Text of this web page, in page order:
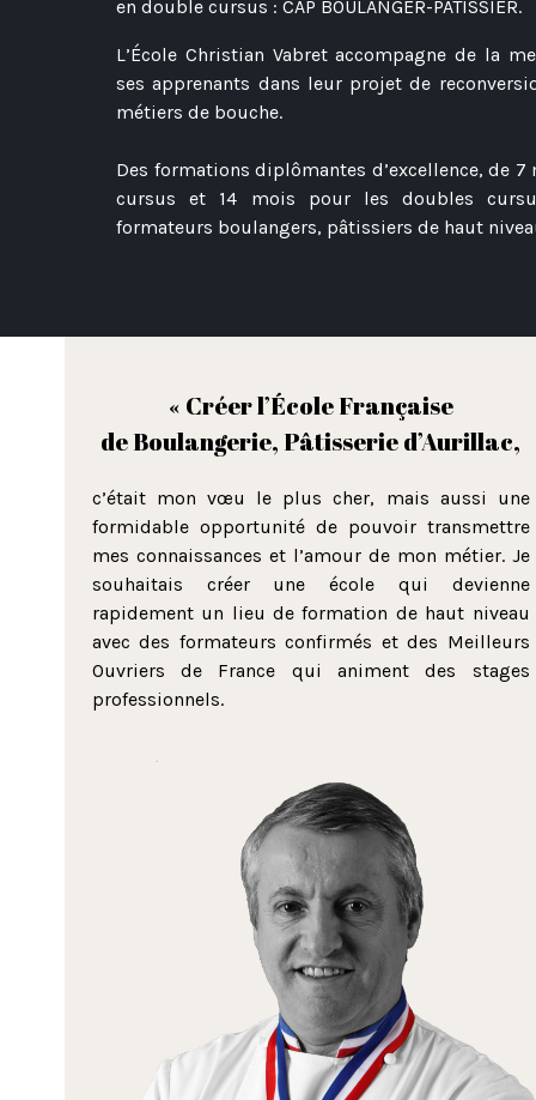
en double cursus : CAP BOULANGER-PÂTISSIER.
L’École Christian Vabret accompagne de la
ses apprenants dans leur projet de
métiers de bouche.
Des formations diplômantes d’excellence, de
cursus et 14 mois pour les doubles
formateurs boulangers, pâtissiers de haut
« Créer l’École Française
de Boulangerie, Pâtisserie d’Aurillac,
c’était mon vœu le plus cher, mais aussi une
formidable opportunité de pouvoir transmettre
mes connaissances et l’amour de mon métier. Je
souhaitais créer une école qui devienne
rapidement un lieu de formation de haut niveau
avec des formateurs confirmés et des Meilleurs
Ouvriers de France qui animent des stages
professionnels.